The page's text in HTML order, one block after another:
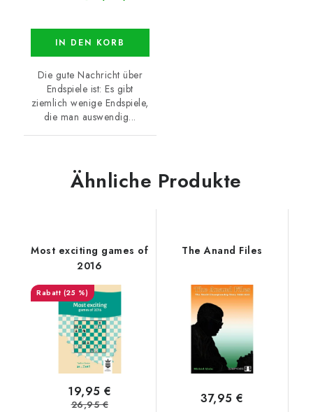
IN DEN KORB
Die gute Nachricht über
Endspiele ist: Es gibt
ziemlich wenige Endspiele,
die man auswendig...
Ähnliche Produkte
Most exciting games of
2016
(25 %)
19,95 €
26,95 €
The Anand Files
37,95 €